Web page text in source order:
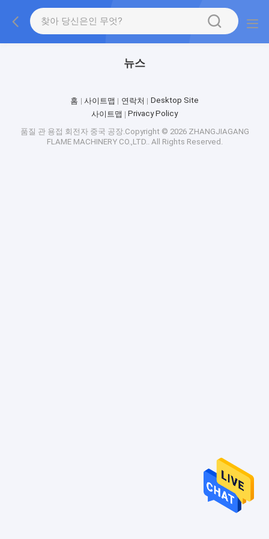
뉴스
홈 사이트맵 연락처
Desktop Site
사이트맵
Privacy Policy
품질 관 용접 회전자중국 공장.Copyright © 2026 ZHANGJIAGANG
FLAME MACHINERY CO.,LTD.. All Rights Reserved.